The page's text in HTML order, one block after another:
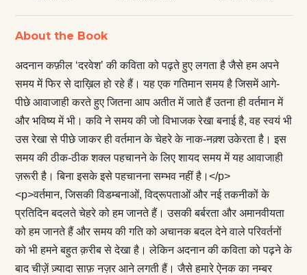
About the Book
अदनान कफ़ील ‘दरवेश’ की कविता को पढ़ते हुए लगता है जैसे हम अपने
समय में फिर से दाख़िल हो रहे हैं। यह एक गतिमान समय है जिसमें आगे-
पीछे आवाजाही करते हुए जितना आप अतीत में जाते हैं उतना ही वर्तमान में
और भविष्य में भी। कवि ने समय की जो विभाजक रेखा बनाई है, वह स्वयं भी
उस रेखा से पीछे जाकर ही वर्तमान के चेहरे के नाक-नक़्श उकेरता है। इस
समय की ठीक-ठीक शक्ल पहचानने के लिए शायद समय में यह आवाजाही
ज़रूरी है। बिना इसके इसे पहचानना सम्भव नहीं है।</p>
<p>वर्तमान, जिसकी विडम्बनाओं, विद्रूपताओं और नई तकनीकों के
प्रतिदिन बदलते चेहरे को हम जानते हैं। उसकी बर्बरता और अमानवीयता
को हम जानते हैं और समय की गति को अचानक बदल देने वाले परिवर्तनों
को भी हमने बहुत क़रीब से देखा है। लेकिन अदनान की कविता को पढ़ने के
बाद चीज़ें ज़्यादा साफ़ नज़र आने लगती हैं। जैसे हमारे ऐनक का नम्बर